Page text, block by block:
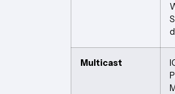
Multicast